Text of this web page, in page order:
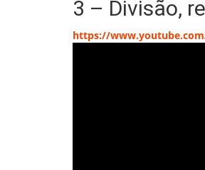
3 – Divisão,
https://